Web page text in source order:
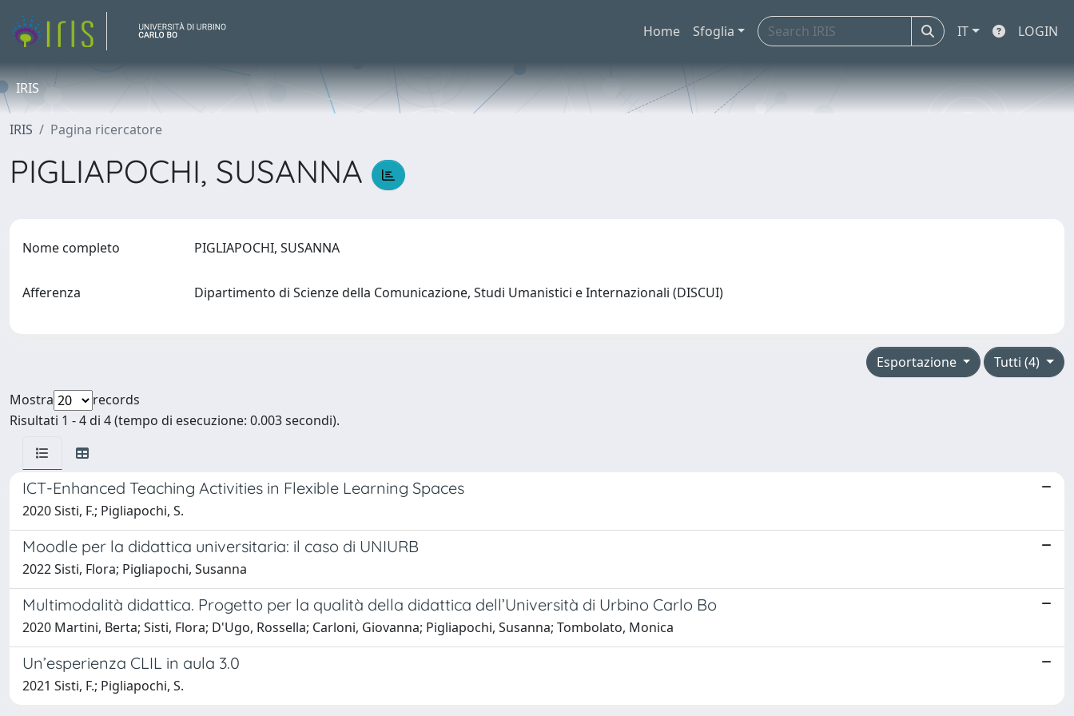
Home Sfoglia IT LOGIN
IRIS
IRIS Pagina ricercatore
PIGLIAPOCHI, SUSANNA
Nome completo PIGLIAPOCHI, SUSANNA
Afferenza Dipartimento di Scienze della Comunicazione, Studi Umanistici e Internazionali (DISCUI)
Tutti (4)
Esportazione
Mostra
records
Risultati 1 - 4 di 4 (tempo di esecuzione: 0.003 secondi).
ICT-Enhanced Teaching Activities in Flexible Learning Spaces
2020 Sisti, F.; Pigliapochi, S.
Moodle per la didattica universitaria: il caso di UNIURB
2022 Sisti, Flora; Pigliapochi, Susanna
Multimodalità didattica. Progetto per la qualità della didattica dell’Università di Urbino Carlo Bo
2020 Martini, Berta; Sisti, Flora; D'Ugo, Rossella; Carloni, Giovanna; Pigliapochi, Susanna; Tombolato, Monica
Un’esperienza CLIL in aula 3.0
2021 Sisti, F.; Pigliapochi, S.